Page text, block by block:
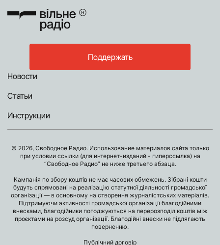
Поддержать
Новости
Статьи
Инструкции
© 2026, Свободное Радио. Использование материалов сайта только
при условии ссылки (для интернет-изданий - гиперссылка) на
“Свободное Радио” не ниже третьего абзаца.
Кампанія по збору коштів не має часових обмежень. Зібрані кошти
будуть спрямовані на реалізацію статутної діяльності громадської
організації — в основному на створення журналістських матеріалів.
Підтримуючи активності громадської організації благодійними
внесками, благодійники погоджуються на перерозподіл коштів між
проєктами на розсуд організації. Благодійні внески не підлягають
поверненню.
Публічний договір